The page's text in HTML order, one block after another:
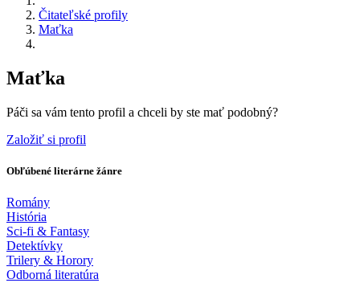
Čitateľské profily
Maťka
Maťka
Páči sa vám tento profil a chceli by ste mať podobný?
Založiť si profil
Obľúbené literárne žánre
Romány
História
Sci-fi & Fantasy
Detektívky
Trilery & Horory
Odborná literatúra